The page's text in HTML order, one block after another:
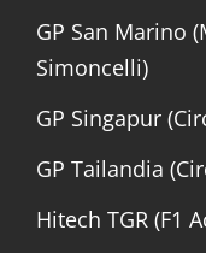
GP San Marino
Simoncelli)
GP Singapur
GP Tailandia
Hitech TGR (F1